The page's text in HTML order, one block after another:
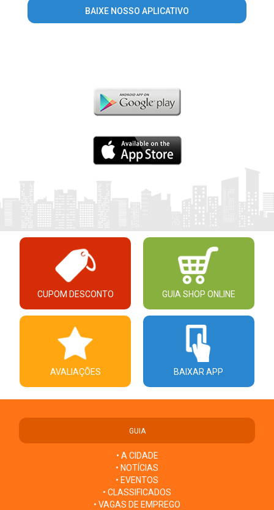
BAIXE NOSSO APLICATIVO
CUPOM DESCONTO GUIA SHOP ONLINE
AVALIAÇÕES BAIXAR APP
GUIA
• A CIDADE
• NOTÍCIAS
• EVENTOS
• CLASSIFICADOS
• VAGAS DE EMPREGO